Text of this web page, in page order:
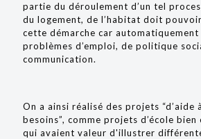
partie du déroulement d’un tel
du logement, de l’habitat doit
cette démarche car automatiquement
problèmes d’emploi, de politique
communication.
On a ainsi réalisé des projets “d’aide
besoins”, comme projets d’école
qui avaient valeur d'illustrer